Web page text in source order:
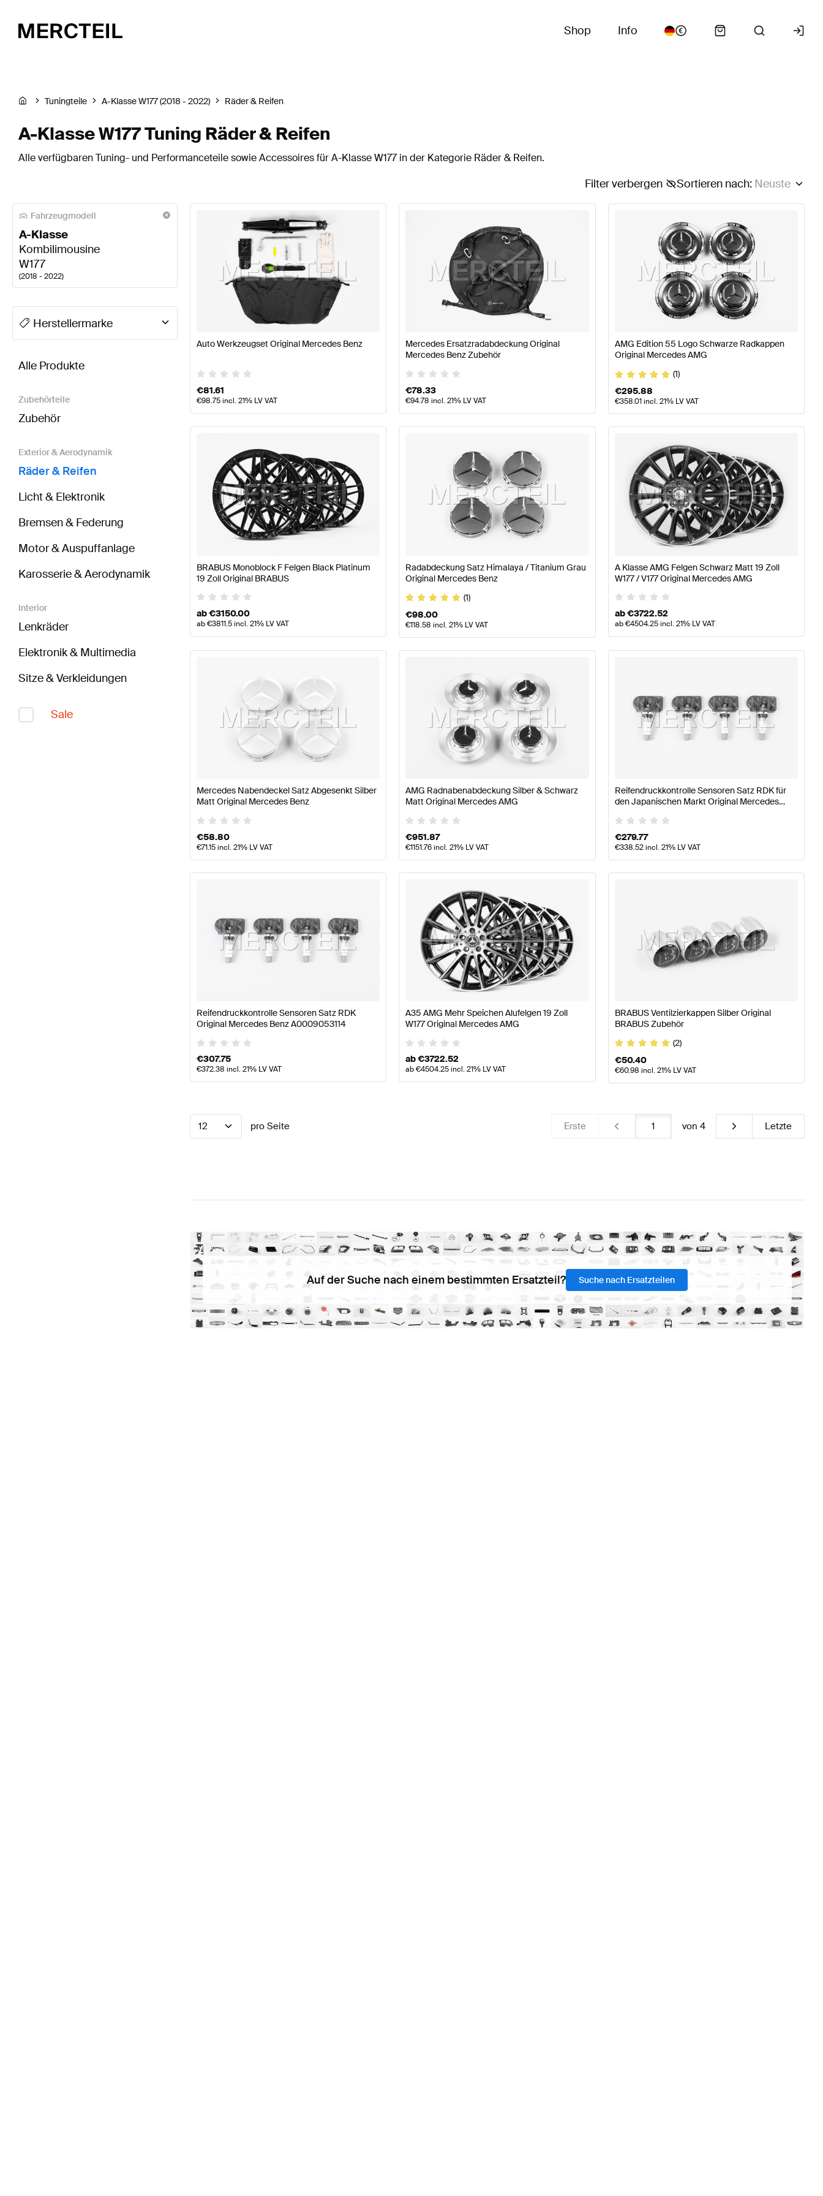
Shop Info
Tuningteile A-Klasse W177 (2018 - 2022) Räder & Reifen
A-Klasse W177 Tuning Räder & Reifen
Alle verfügbaren Tuning- und Performanceteile sowie Accessoires für A-Klasse W177 in der Kategorie Räder & Reifen.
Sortieren nach: Neuste
Filter verbergen
Fahrzeugmodell
A-Klasse
Kombilimousine
W177
(2018 - 2022)
A-Klasse Tuning Räder & ReifenA-Klasse W177 Modellpflege Tuning Räder & Reifen A-Klasse W177 Tuning Räder & Reifen
A-Klasse W176 Modellpflege Tuning
Herstellermarke
BRABUS A-Klasse W177 Räder & Reifen AMG A-Klasse W177 Räder & Reifen
Mercedes-Benz A-Klasse W177 Räder & Reifen
Alle Produkte
Zubehörteile
Zubehör
Exterior & Aerodynamik
Räder & Reifen
Licht & Elektronik
Bremsen & Federung
Motor & Auspuffanlage
Karosserie & Aerodynamik
Interior
Lenkräder
Elektronik & Multimedia
Sitze & Verkleidungen
Sale
Auto Werkzeugset Original Mercedes Benz
€81.61
€98.75incl. 21% LV VAT
Mercedes Ersatzradabdeckung Original
Mercedes Benz Zubehör
€78.33
€94.78 incl. 21% LV VAT
AMG Edition 55 Logo Schwarze Radkappen
Original Mercedes AMG
(1)
€295.88
€358.01incl. 21% LV VAT
BRABUS Monoblock F Felgen Black Platinum
19 Zoll Original BRABUS
ab€3150.00
ab€3811.5incl. 21% LV VAT
Radabdeckung Satz Himalaya / Titanium Grau
Original Mercedes Benz
(1)
€98.00
€118.58 incl. 21% LV VAT
A Klasse AMG Felgen Schwarz Matt 19 Zoll
W177 / V177 Original Mercedes AMG
ab€3722.52
ab€4504.25incl. 21% LV VAT
Mercedes Nabendeckel Satz Abgesenkt Silber
Matt Original Mercedes Benz
€58.80
€71.15incl. 21% LV VAT
AMG Radnabenabdeckung Silber & Schwarz
Matt Original Mercedes AMG
€951.87
€1151.76incl. 21% LV VAT
Reifendruckkontrolle Sensoren Satz RDK für
den Japanischen Markt Original Mercedes
€279.77
€338.52incl. 21% LV VAT
Reifendruckkontrolle Sensoren Satz RDK
Original Mercedes Benz A0009053114
€307.75
€372.38 incl. 21% LV VAT
A35 AMG Mehr Speichen Alufelgen 19 Zoll
W177 Original Mercedes AMG
ab€3722.52
ab€4504.25incl. 21% LV VAT
BRABUS Ventilzierkappen Silber Original
BRABUS Zubehör
(2)
€50.40
€60.98 incl. 21% LV VAT
12 pro Seite Erste von 4 Letzte
Auf der Suche nach einem bestimmten Ersatzteil? Suche nach Ersatzteilen